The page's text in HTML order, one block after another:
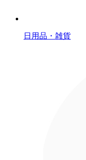
日用品・雑貨